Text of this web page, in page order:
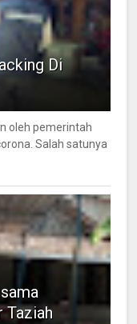
Di
oleh pemerintah
Salah satunya
Taziah